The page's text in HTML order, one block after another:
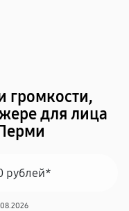
громкости,
для лица
рублей*